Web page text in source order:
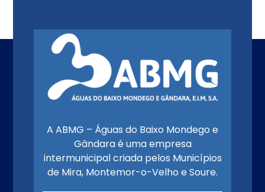
A ABMG – Águas do Baixo Mondego e
Gândara é uma empresa
intermunicipal criada pelos Municípios
de Mira, Montemor-o-Velho e Soure.